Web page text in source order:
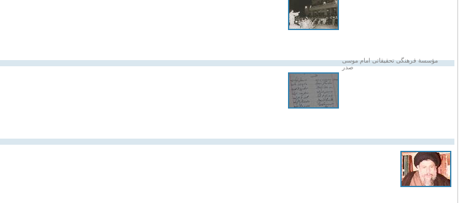
مؤسسۀ فرهنگی تحقیقاتی امام موسی
صدر